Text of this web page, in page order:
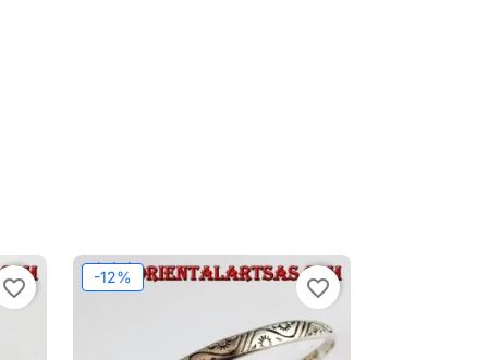
favorite_border -12% favorite_border